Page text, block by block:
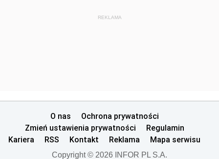
REKLAMA
O nas
Ochrona prywatności
Zmień ustawienia prywatności
Regulamin
Kariera
RSS Kontakt Reklama Mapa serwisu
Copyright © 2026 INFOR PL S.A.